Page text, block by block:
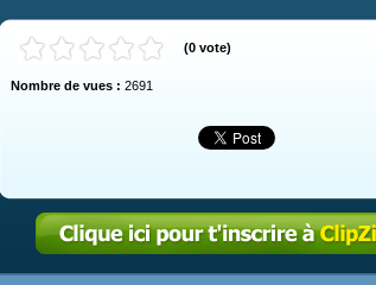
(0 vote)
Nombre de vues : 2691